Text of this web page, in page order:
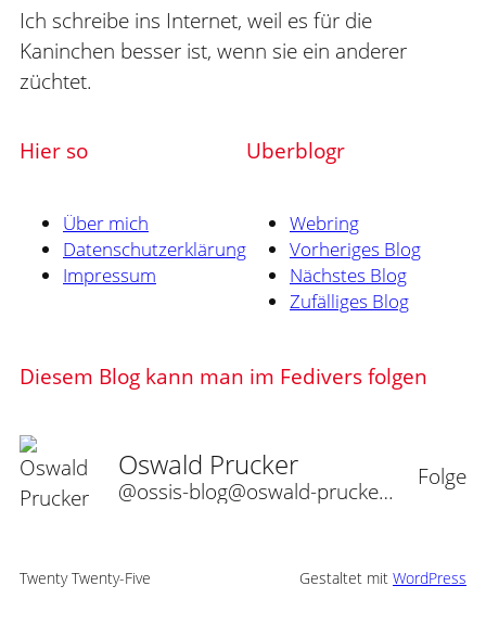
Ich schreibe ins Internet, weil es für die
Kaninchen besser ist, wenn sie ein anderer
züchtet.
Hier so
Über mich
Datenschutzerklärung
Impressum
Uberblogr
Webring
Vorheriges Blog
Nächstes Blog
Zufälliges Blog
Diesem Blog kann man im Fedivers folgen
Oswald Prucker
@ossis-blog@oswald-prucker.de
Folge
Twenty Twenty-Five Gestaltet mit WordPress